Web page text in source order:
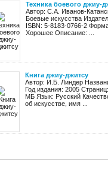
Техника боевого джиу-
Автор: С.А. Иванов-
Боевые искусства
ISBN: 5-8183-0766-2
Хорошее Описание: ...
Книга джиу-джитсу
Автор: И.Б. Линдер
Год издания: 2005
МБ Язык: Русский
об искусстве, имя ...